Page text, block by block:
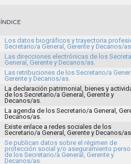
ÍNDICE
Los datos biográficos y trayectoria
Secretario/a General, Gerente y Decanos/
Las direcciones electrónicas de los
General, Gerente y Decanos/as.
Las retribuciones de los Secretario/a
Gerente y Decanos/as.
La declaración patrimonial, bienes y
de los Secretario/a General, Gerente y
Decanos/as.
La agenda de los Secretario/a General,
Decanos/as.
Existe enlace a redes sociales de los
Secretario/a General, Gerente y Decanos/
Se publican datos sobre el régimen de
protección social y/o aseguramiento
de los Secretario/a General, Gerente y
Decanos/as.